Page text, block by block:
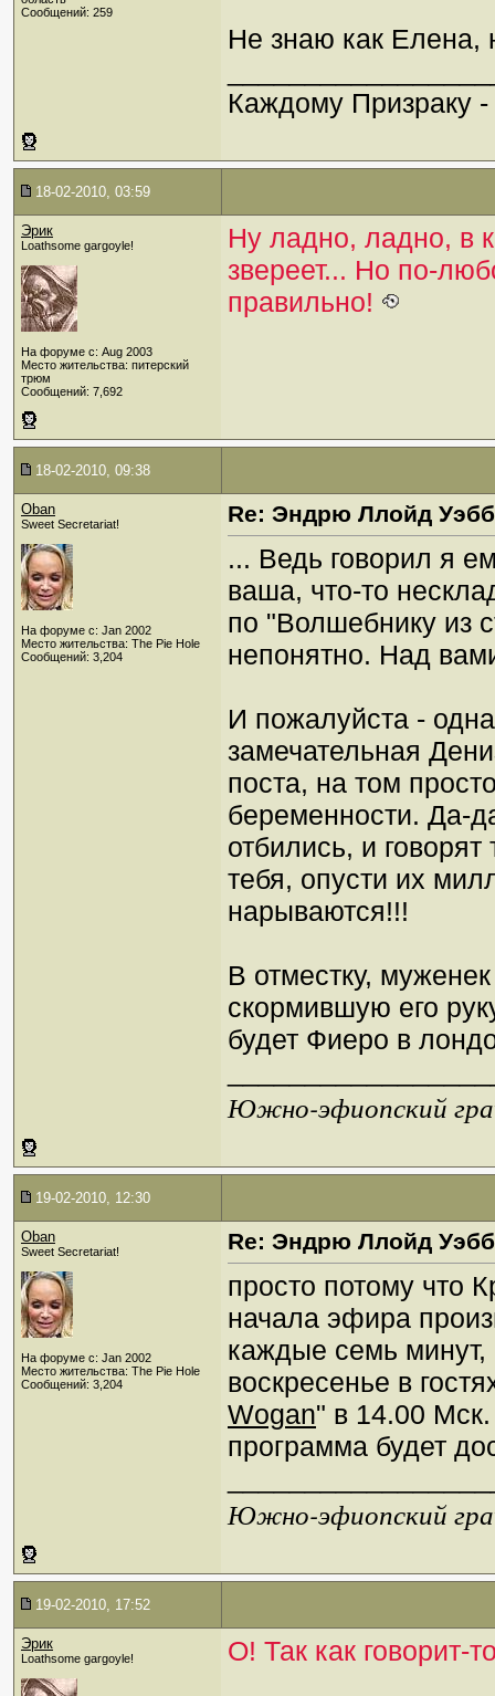
Сообщений: 259
Не знаю как Елена,
Каждому Призраку
18-02-2010, 03:59
Эрик
Loathsome gargoyle!
На форуме с: Aug 2003
Место жительства: питерский
трюм
Сообщений: 7,692
Ну ладно, ладно, в
звереет... Но по-
правильно!
18-02-2010, 09:38
Oban
Sweet Secretariat!
На форуме с: Jan 2002
Место жительства: The Pie Hole
Сообщений: 3,204
Re: Эндрю Ллойд
... Ведь говорил я
ваша, что-то
по "Волшебнику из
непонятно. Над
И пожалуйста -
замечательная
поста, на том
беременности. Да-
отбились, и
тебя, опусти их
нарываются!!!
В отместку,
скормившую его
будет Фиеро в
Южно-эфиопский
19-02-2010, 12:30
Oban
Sweet Secretariat!
На форуме с: Jan 2002
Место жительства: The Pie Hole
Сообщений: 3,204
Re: Эндрю Ллойд
просто потому что
начала эфира
каждые семь
воскресенье в
Wogan" в 14.00
программа будет
Южно-эфиопский
19-02-2010, 17:52
Эрик
Loathsome gargoyle! О! Так как говорит-